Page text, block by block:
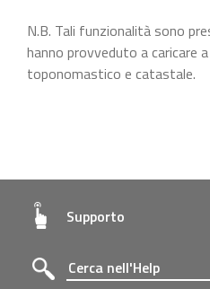
N.B. Tali funzionalità sono
hanno provveduto a caricare
toponomastico e catastale.
Supporto